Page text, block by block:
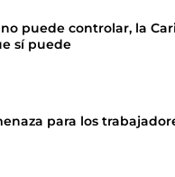
puede controlar, la
sí puede
para los